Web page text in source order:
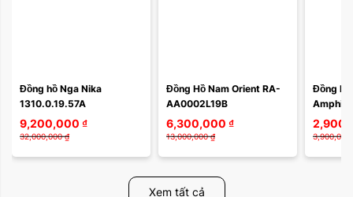
Đồng hồ Nga Nika
1310.0.19.57A
9,200,000 ₫
32,000,000 ₫
Đồng Hồ Nam Orient RA-
AA0002L19B
6,300,000 ₫
13,000,000 ₫
Đồng hồ
3,900,000
Xem tất cả